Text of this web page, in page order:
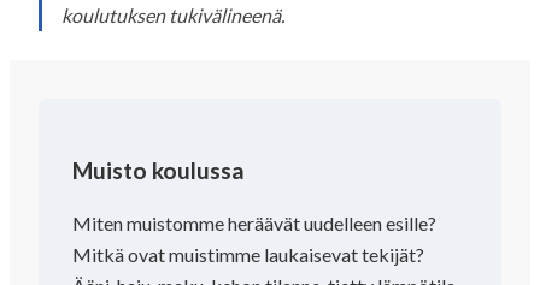
koulutuksen tukivälineenä.
Muisto koulussa
Miten muistomme heräävät uudelleen esille?
Mitkä ovat muistimme laukaisevat tekijät?